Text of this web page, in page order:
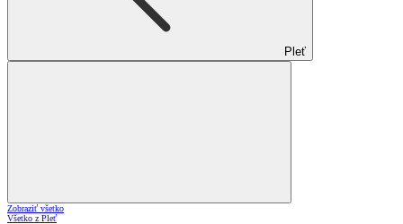
Pleť
Zobraziť všetko
Všetko z Pleť